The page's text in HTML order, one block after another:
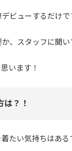
ビューするだけで
、スタッフに聞い
います！
？！
たい気持ちはある